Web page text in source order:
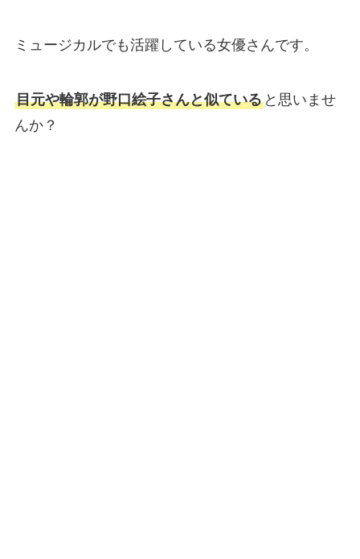
ミュージカルでも活躍している女優さんです。
目元や輪郭が野口絵子さんと似ていると思いませ
んか？